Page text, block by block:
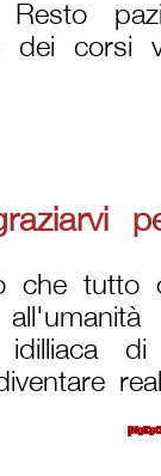
Resto
dei corsi
che tutto
idilliaca